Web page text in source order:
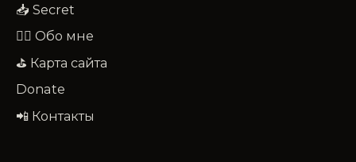
📥 Secret
🧔‍♂️ Обо мне
⛳ Карта сайта
Donate
📲 Контакты